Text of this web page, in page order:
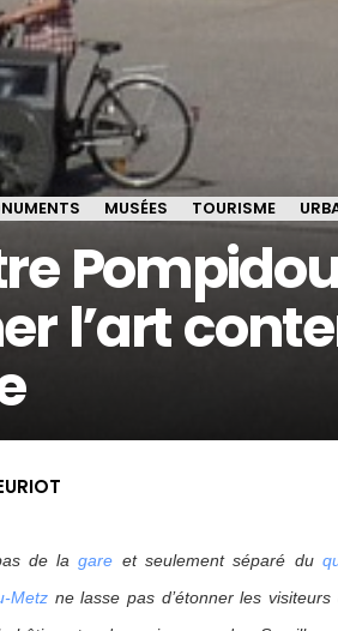
MUSÉES TOURISME
l’art
de lagare et seulement séparé du
Metz ne lasse pas d’étonner les